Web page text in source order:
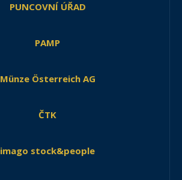
PUNCOVNÍ ÚŘAD
PAMP
Münze Österreich AG
ČTK
imago stock&people